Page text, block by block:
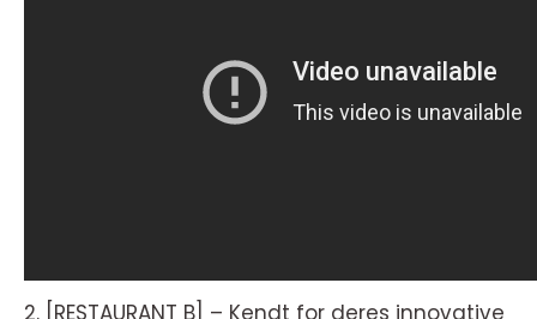
2. [RESTAURANT B] – Kendt for deres innovative